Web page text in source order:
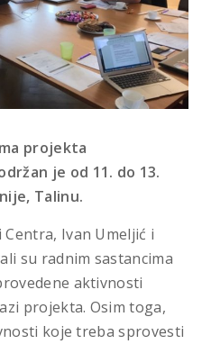
projekta
je od 11. do 13.
Talinu.
Ivan Umeljić i
su radnim sastancima
aktivnosti
projekta. Osim toga,
koje treba sprovesti